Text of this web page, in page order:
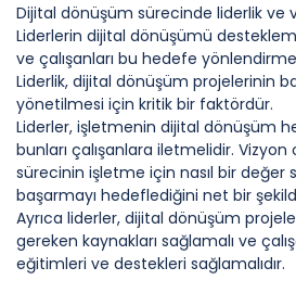
Dijital dönüşüm sürecinde liderlik ve
Liderlerin dijital dönüşümü
ve çalışanları bu hedefe
Liderlik, dijital dönüşüm projelerinin
yönetilmesi için kritik bir faktördür.
Liderler, işletmenin dijital dönüşüm
bunları çalışanlara iletmelidir.
sürecinin işletme için nasıl bir değer
başarmayı hedeflediğini net bir
Ayrıca liderler, dijital dönüşüm
gereken kaynakları sağlamalı ve
eğitimleri ve destekleri sağlamalıdır.